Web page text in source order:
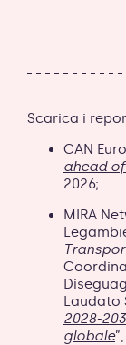
Scarica i
CAN
ahead
2026;
MIRA
Laudato
2028-
globale